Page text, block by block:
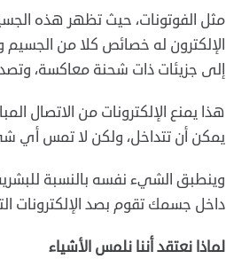
مثل الفوتونات، حيث تظهر هذه
الإلكترون له خصائص كلا من الجسيم
إلى جزيئات ذات شحنة معاكسة،
هذا يمنع الإلكترونات من الاتصال
يمكن أن تتداخل، ولكن لا تمس أي
وينطبق الشيء نفسه بالنسبة
داخل جسمك تقوم بصد
لماذا نعتقد أننا نلمس الأشياء